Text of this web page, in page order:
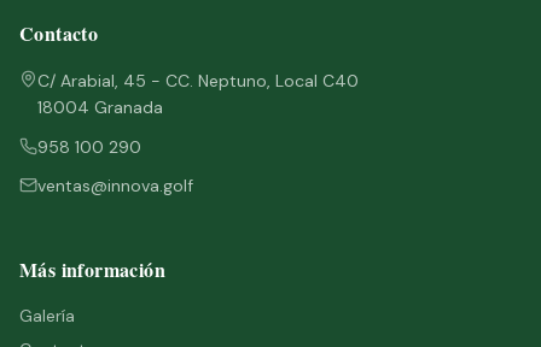
Contacto
C/ Arabial, 45 - CC. Neptuno, Local C40
18004 Granada
958 100 290
ventas@innova.golf
Más información
Galería